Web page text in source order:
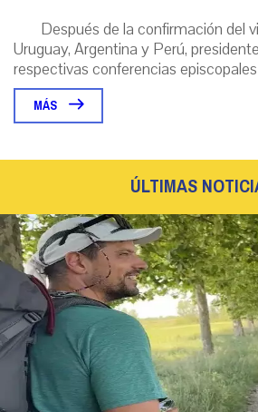
Después de la confirmación del
Uruguay, Argentina y Perú,
respectivas conferencias
MÁS
ÚLTIMAS